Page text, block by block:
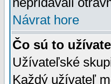
Návrat hore
Čo sú to
Užívateľské
Každý užívateľ